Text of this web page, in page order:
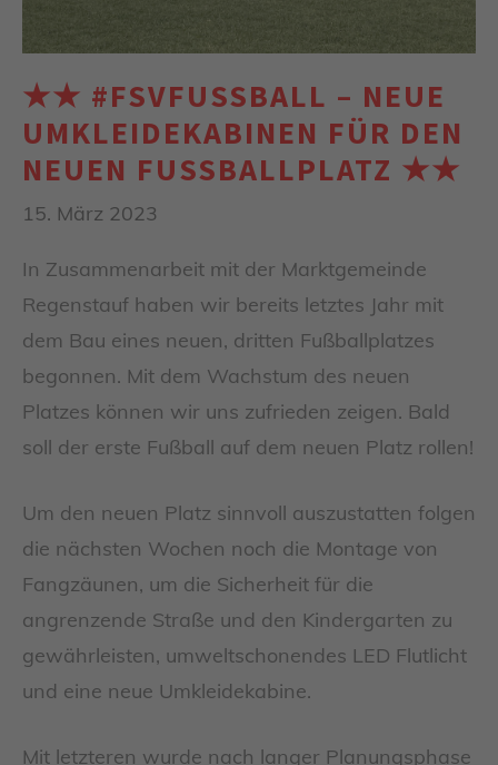
★★ #FSVFUSSBALL – NEUE U
MKLEIDEKABINEN FÜR DEN N
EUEN FUSSBALLPLATZ ★★
15. März 2023
In Zusammenarbeit mit der Marktgemeinde
Regenstauf haben wir bereits letztes Jahr mit
dem Bau eines neuen, dritten Fußballplatzes
begonnen. Mit dem Wachstum des neuen
Platzes können wir uns zufrieden zeigen. Bald
soll der erste Fußball auf dem neuen Platz rollen!
Um den neuen Platz sinnvoll auszustatten folgen
die nächsten Wochen noch die Montage von
Fangzäunen, um die Sicherheit für die
angrenzende Straße und den Kindergarten zu
gewährleisten, umweltschonendes LED Flutlicht
und eine neue Umkleidekabine.
Mit letzteren wurde nach langer Planungsphase